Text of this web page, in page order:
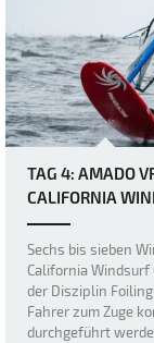
TAG 4: AMADO
CALIFORNIA
Sechs bis sieben
California Windsurf
der Disziplin
Fahrer zum Zuge
durchgeführt